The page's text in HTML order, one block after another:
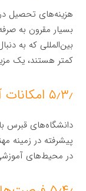
هزینه‌های تحصیل
بسیار مقرون به
بین‌المللی که به
کمتر هستند، یک
۵٫۳٫ امکانات آموزشی پیشرفته
دانشگاه‌های قبرس
پیشرفته در زمینه
در محیط‌های